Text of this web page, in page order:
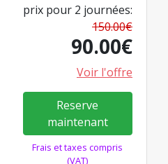
prix pour 2 journées:
150.00€
90.00€
Voir l'offre
Reserve
maintenant
Frais et taxes compris
(VAT)